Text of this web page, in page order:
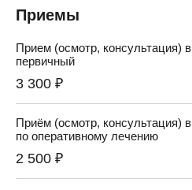
Приемы
Прием (осмотр, консультация)
первичный
3 300 ₽
Приём (осмотр, консультация)
по оперативному лечению
2 500 ₽